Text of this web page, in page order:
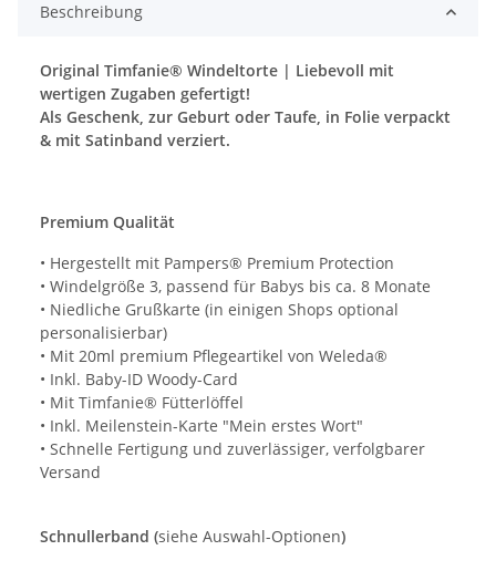
Beschreibung
Original Timfanie® Windeltorte | Liebevoll mit
wertigen Zugaben gefertigt!
Als Geschenk, zur Geburt oder Taufe, in Folie verpackt
& mit Satinband verziert.
Premium Qualität
• Hergestellt mit Pampers® Premium Protection
• Windelgröße 3, passend für Babys bis ca. 8 Monate
• Niedliche Grußkarte (in einigen Shops optional
personalisierbar)
• Mit 20ml premium Pflegeartikel von Weleda®
• Inkl. Baby-ID Woody-Card
• Mit Timfanie® Fütterlöffel
• Inkl. Meilenstein-Karte "Mein erstes Wort"
• Schnelle Fertigung und zuverlässiger, verfolgbarer
Versand
Schnullerband (siehe Auswahl-Optionen)